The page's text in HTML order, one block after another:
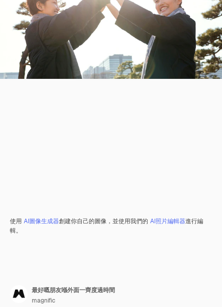
使用 AI圖像生成器創建你自己的圖像，並使用我們的 AI照片編輯器進行編
輯。
最好嘅朋友喺外面一齊度過時間
magnific